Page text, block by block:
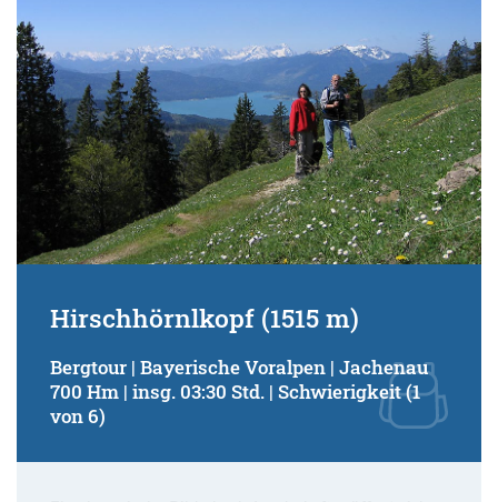
Hirschhörnlkopf (1515 m)
Bergtour | Bayerische Voralpen | Jachenau
700 Hm | insg. 03:30 Std. | Schwierigkeit (1
von 6)